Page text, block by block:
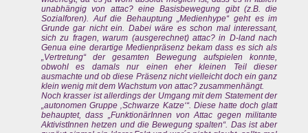
unabhängig von attac? eine Basisbewegung gibt (z.B. die
Sozialforen). Auf die Behauptung „Medienhype“ geht es im
Grunde gar nicht ein. Dabei wäre es schon mal interessant,
sich zu fragen, warum (ausgerechnet) attac? in D-land nach
Genua eine derartige Medienpräsenz bekam dass es sich als
„Vertretung“ der gesamten Bewegung aufspielen konnte,
obwohl es damals nur einen eher kleinen Teil dieser
ausmachte und ob diese Präsenz nicht vielleicht doch ein ganz
klein wenig mit dem Wachstum von attac? zusammenhängt.
Noch krasser ist allerdings der Umgang mit dem Statement der
„autonomen Gruppe ‚Schwarze Katze‘“. Diese hatte doch glatt
behauptet, dass „FunktionärInnen von Attac gegen militante
AktivistInnen hetzen und die Bewegung spalten“. Das ist aber